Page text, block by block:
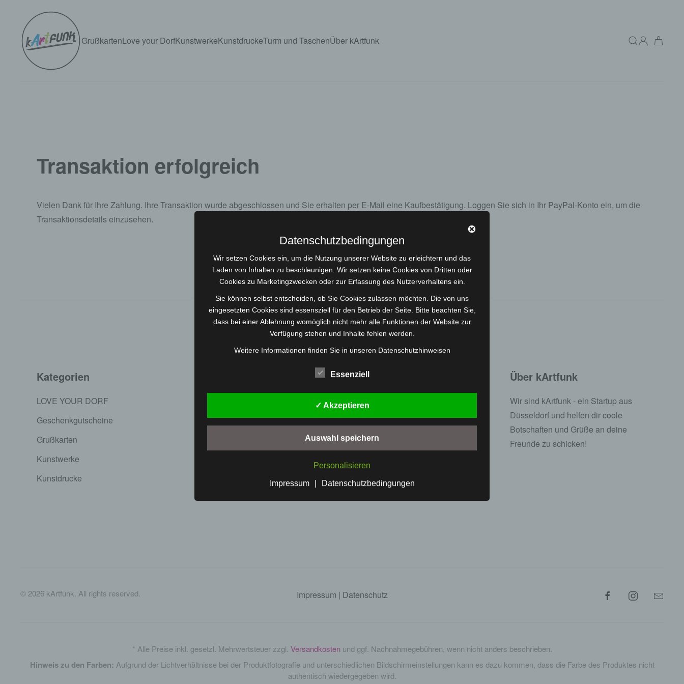
Zum Hauptinhalt springen
GrußkartenLove your DorfKunstwerkeKunstdruckeTurm und TaschenÜber kArtfunk
Transaktion erfolgreich
Vielen Dank für Ihre Zahlung. Ihre Transaktion wurde abgeschlossen und Sie erhalten per E-Mail eine Kaufbestätigung. Loggen Sie sich in Ihr PayPal-Konto ein, um die
Transaktionsdetails einzusehen.
Kategorien
LOVE YOUR DORF
Geschenkgutscheine
Grußkarten
Kunstwerke
Kunstdrucke
Zahlungsweisen
Kontakt
Bilker Allee 25
40219 Düsseldorf
Germany
Telefon 0178 / 9190236
info@kartfunk.de
Instagram
Über kArtfunk
Wir sind kArtfunk - ein Startup aus
Düsseldorf und helfen dir coole
Botschaften und Grüße an deine
Freunde zu schicken!
© 2026 kArtfunk. All rights reserved. Impressum | Datenschutz
* Alle Preise inkl. gesetzl. Mehrwertsteuer zzgl. Versandkostenund ggf. Nachnahmegebühren, wenn nicht anders beschrieben.
Hinweis zu den Farben: Aufgrund der Lichtverhältnisse bei der Produktfotografie und unterschiedlichen Bildschirmeinstellungen kann es dazu kommen, dass die Farbe des Produktes nicht
authentisch wiedergegeben wird.
Datenschutzbedingungen
Wir setzen Cookies ein, um die Nutzung unserer Website zu erleichtern und das
Laden von Inhalten zu beschleunigen. Wir setzen keine Cookies von Dritten oder
Cookies zu Marketingzwecken oder zur Erfassung des Nutzerverhaltens ein.
Sie können selbst entscheiden, ob Sie Cookies zulassen möchten. Die von uns
eingesetzten Cookies sind essensziell für den Betrieb der Seite. Bitte beachten Sie,
dass bei einer Ablehnung womöglich nicht mehr alle Funktionen der Website zur
Verfügung stehen und Inhalte fehlen werden.
Weitere Informationen finden Sie in unseren Datenschutzhinweisen
Essenziell
✓ Akzeptieren
Auswahl speichern
Personalisieren
Impressum Datenschutzbedingungen